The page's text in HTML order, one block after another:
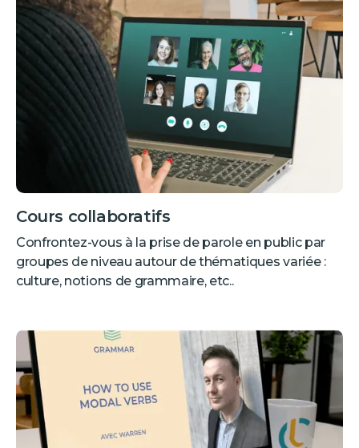
Cours collaboratifs
Confrontez-vous à la prise de parole en public par
groupes de niveau autour de thématiques variée :
culture, notions de grammaire, etc..